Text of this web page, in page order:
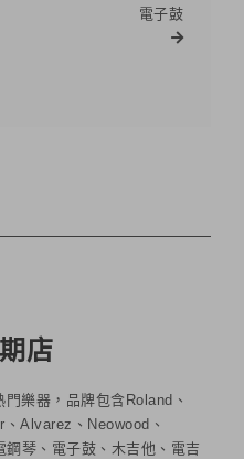
電子鼓
店
樂器，品牌包含Roland、
Alvarez、Neowood、
琴、電子鼓、木吉他、電吉